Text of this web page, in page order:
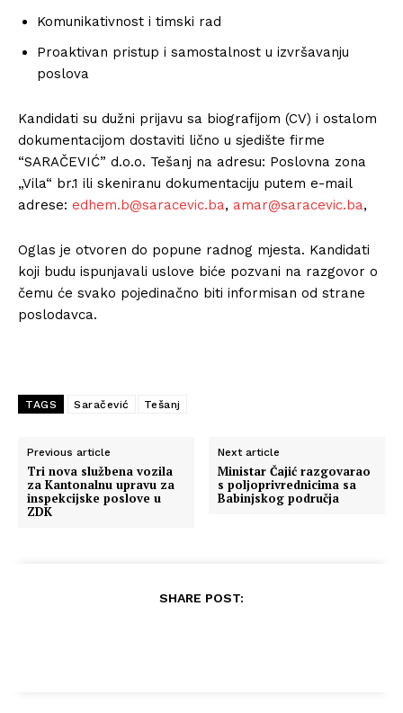
Komunikativnost i timski rad
Proaktivan pristup i samostalnost u izvršavanju
poslova
Kandidati su dužni prijavu sa biografijom (CV) i ostalom
dokumentacijom dostaviti lično u sjedište firme
“SARAČEVIĆ” d.o.o. Tešanj na adresu: Poslovna zona
„Vila“ br.1 ili skeniranu dokumentaciju putem e-mail
adrese: edhem.b@saracevic.ba, amar@saracevic.ba,
Oglas je otvoren do popune radnog mjesta. Kandidati
koji budu ispunjavali uslove biće pozvani na razgovor o
čemu će svako pojedinačno biti informisan od strane
poslodavca.
TAGS Saračević Tešanj
Previous article
Tri nova službena vozila
za Kantonalnu upravu za
inspekcijske poslove u
ZDK
Next article
Ministar Čajić razgovarao
s poljoprivrednicima sa
Babinjskog područja
SHARE POST: